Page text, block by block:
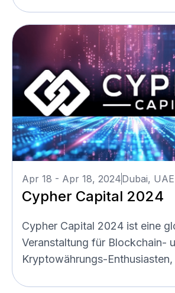
Apr 18 - Apr 18, 2024Dubai, UAE
Cypher Capital 2024
Cypher Capital 2024 ist eine
Veranstaltung für Blockchain-
Kryptowährungs-Enthusiasten,